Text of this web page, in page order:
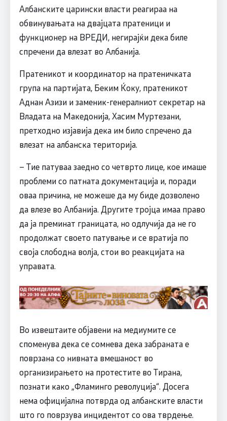
Албанските царински власти реагираа на
обвинувањата на двајцата пратеници и
функционер на ВРЕДИ, негирајќи дека биле
спречени да влезат во Албанија.
Пратеникот и координатор на пратеничката
група на партијата, Беким Ќоку, пратеникот
Аднан Азизи и заменик-генералниот секретар на
Владата на Македонија, Хасим Муртезани,
претходно изјавија дека им било спречено да
влезат на албанска територија.
– Тие патуваа заедно со четврто лице, кое имаше
проблеми со патната документација и, поради
оваа причина, не можеше да му биде дозволено
да влезе во Албанија. Другите тројца имаа право
да ја преминат границата, но одлучија да не го
продолжат своето патување и се вратија по
своја слободна волја, стои во реакцијата на
управата.
Во извештаите објавени на медиумите се
споменува дека се сомнева дека забраната е
поврзана со нивната вмешаност во
организирањето на протестите во Тирана,
познати како „Фламинго револуција“. Досега
нема официјална потврда од албанските власти
што го поврзува инцидентот со ова тврдење.